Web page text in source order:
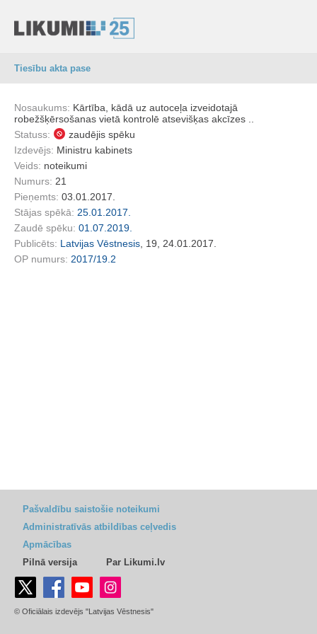
Tiesību akta pase
Nosaukums: Kārtība, kādā uz autoceļa izveidotajā
robežšķērsošanas vietā kontrolē atsevišķas akcīzes ..
Statuss:
zaudējis spēku
Izdevējs: Ministru kabinets
Veids: noteikumi
Numurs: 21
Pieņemts: 03.01.2017.
Stājas spēkā: 25.01.2017.
Zaudē spēku: 01.07.2019.
Publicēts: Latvijas Vēstnesis , 19, 24.01.2017.
OP numurs: 2017/19.2
Pašvaldību saistošie noteikumi
Administratīvās atbildības ceļvedis
Apmācības
Pilnā versija
Par Likumi.lv
© Oficiālais izdevējs "Latvijas Vēstnesis"